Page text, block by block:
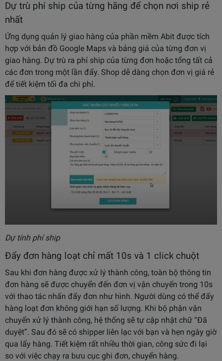
Dự trù phí ship của từng hãng để chọn nơi ship rẻ
nhất
Ứng dụng quản lý giao hàng của phần mềm Abit được tích
hợp với bản đồ Google Maps và bảng giá của từng đơn vị
giao hàng. Dự trù ra phí ship của từng đơn hoặc tổng tất cả
các đơn trong một lần đẩy. Shop dễ dàng chọn đơn vị giá rẻ
để tiết kiệm tối đa chi phí.
Dự tính phí ship
Đẩy đơn hàng loạt chỉ mất 10s và 1 click chuột
Sau khi đơn hàng được xử lý thành công, toàn bộ thông tin
đơn hàng sẽ được chuyển đến đơn vị vận chuyển trong 10s
với thao tác nhấn đẩy đơn như hình. Người dùng có thể đẩy
hàng loạt đơn không giới hạn số lượng. Khi bộ phận vận
chuyển xử lý thành công, hệ thống sẽ tự cập nhật chữ “Đã
duyệt”. Sau đó sẽ có shipper liên lạc với bạn và hẹn ngày giờ
qua lấy hàng. Tiết kiệm rất nhiều thời gian, công sức đi lại
so với việc chạy ra bưu cục ghi đơn, chuyển hàng.